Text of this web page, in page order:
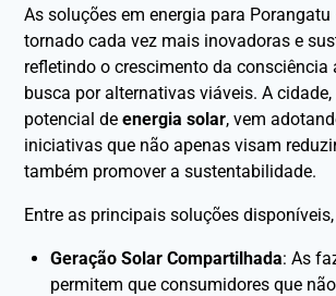
As soluções em energia para Porangatu
tornado cada vez mais inovadoras e
refletindo o crescimento da consciência
busca por alternativas viáveis. A
potencial deenergia solar, vem
iniciativas que não apenas visam
também promover a sustentabilidade.
Entre as principais soluções
Geração Solar Compartilhada: As
permitem que consumidores que